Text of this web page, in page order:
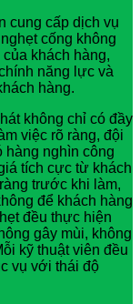
cung cấp dịch vụ
cống không
khách hàng,
năng lực và
hàng.
không chỉ có đầy
việc rõ ràng, đội
hàng nghìn công
tích cực từ khách
trước khi làm,
để khách hàng
đều thực hiện
gây mùi, không
kỹ thuật viên đều
vụ với thái độ